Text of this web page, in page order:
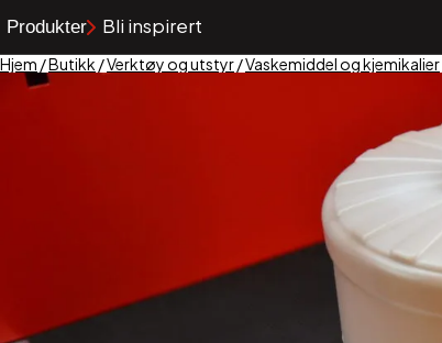
Produkter Bli inspirert
Hjem /Butikk /Verktøy og utstyr/Vaskemiddel og kjemikalier